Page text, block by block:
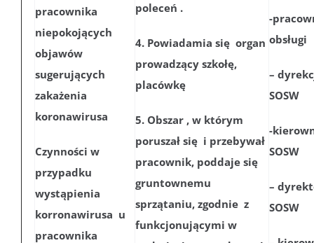
pracownika
niepokojących
objawów
sugerujących
zakażenia
koronawirusa
Czynności w
przypadku
wystąpienia
korronawirusa u
pracownika
poleceń .
4. Powiadamia się organ
prowadzący szkołę,
placówkę
5. Obszar , w którym
poruszał się i przebywał
pracownik, poddaje się
gruntownemu
sprzątaniu, zgodnie z
funkcjonującymi w
-
obsługi
–
SOSW
-
SOSW
–
SOSW